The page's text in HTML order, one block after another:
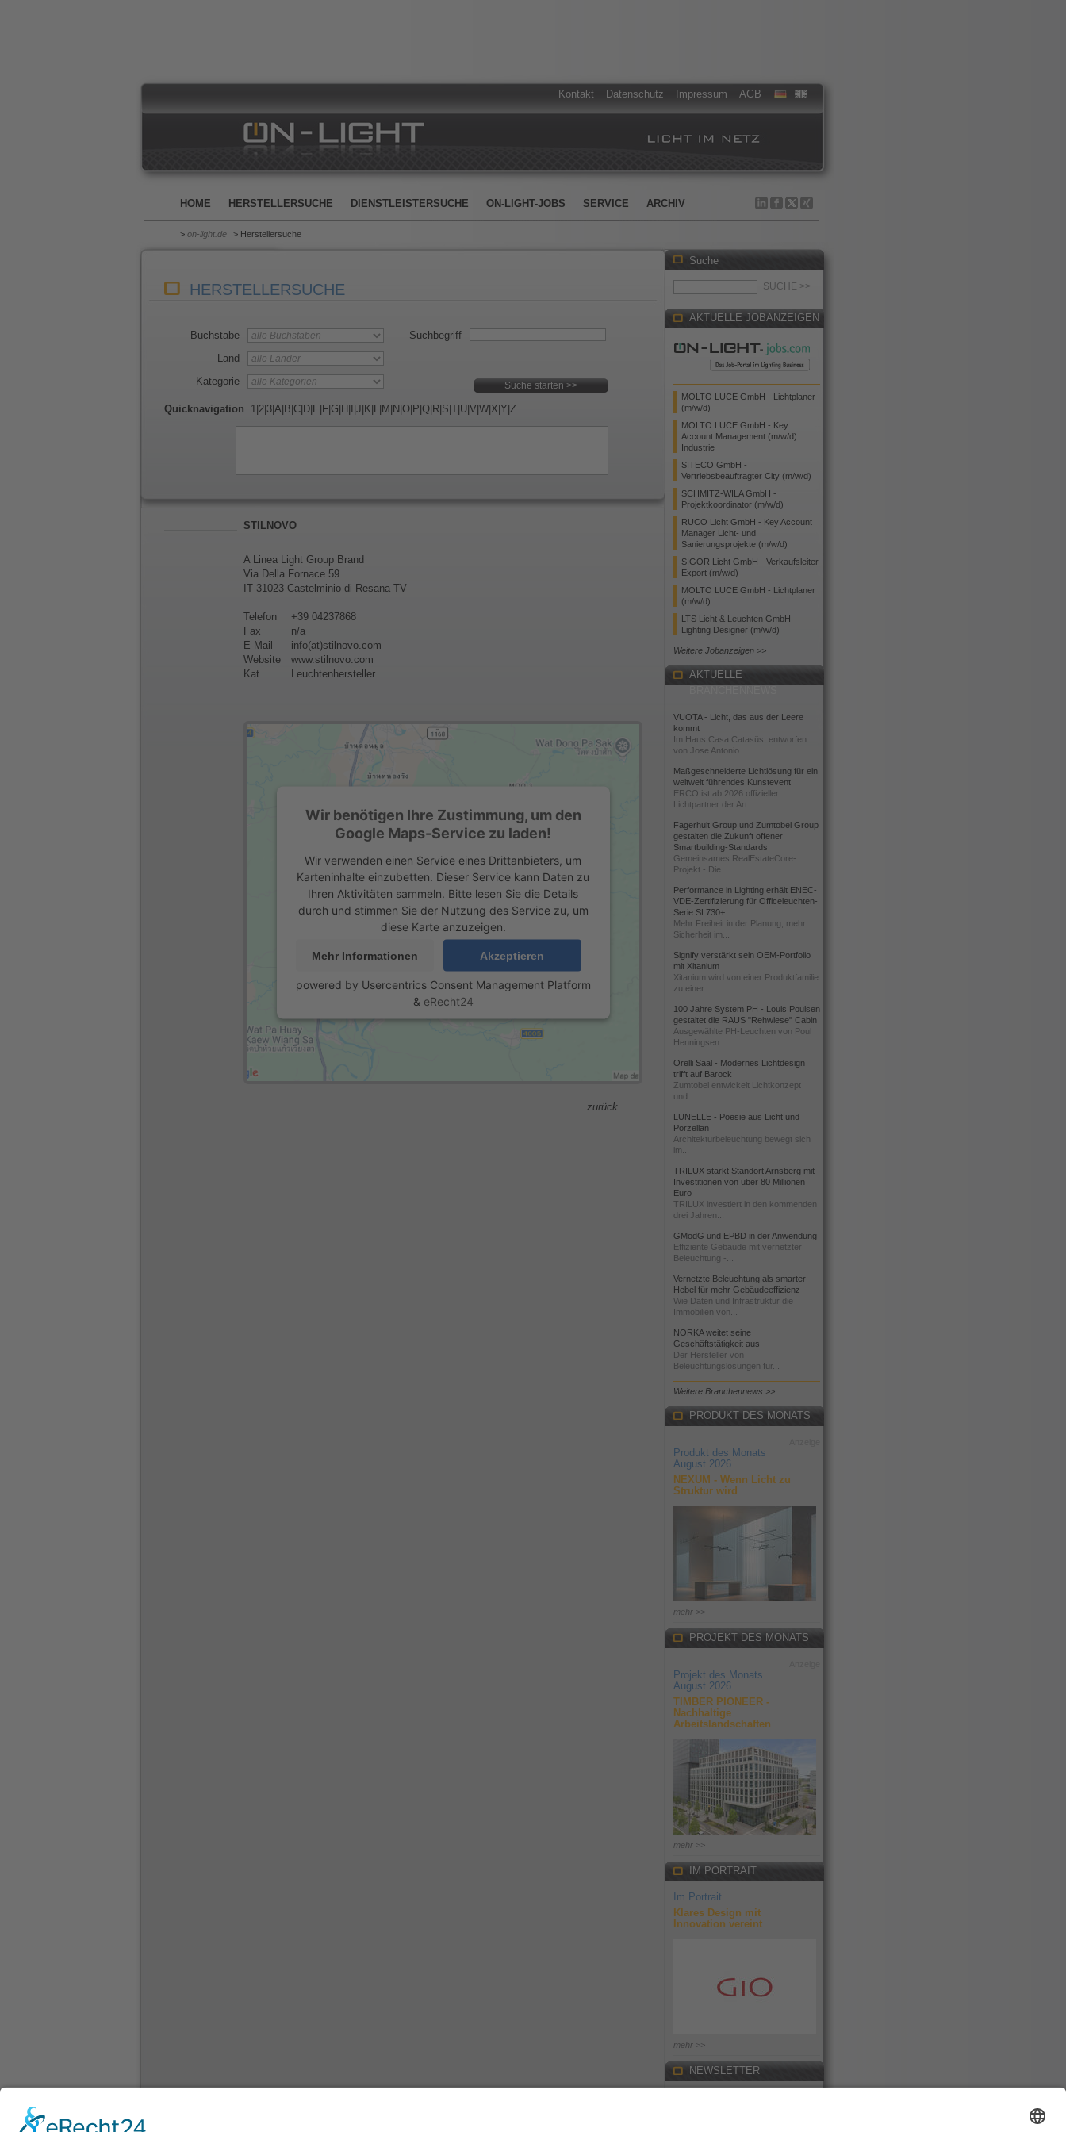
Kontakt Datenschutz Impressum AGB
HOME HERSTELLERSUCHE DIENSTLEISTERSUCHE ON-LIGHT-JOBS SERVICE ARCHIV
> on-light.de > Herstellersuche
HERSTELLERSUCHE
Buchstabe
Land
Kategorie
Suchbegriff
Quicknavigation 1 2 3 A B C D E F G H J K L M N O P Q R S T U V W X Y Z
STILNOVO
A Linea Light Group Brand
Via Della Fornace 59
IT 31023 Castelminio di Resana TV
Telefon
+39 04237868
Fax
n/a
E-Mail
info(at)stilnovo.com
Website
www.stilnovo.com
Kat.
Leuchtenhersteller
Wir benötigen Ihre Zustimmung, um den
Google Maps-Service zu laden!
Wir verwenden einen Service eines Drittanbieters, um
Karteninhalte einzubetten. Dieser Service kann Daten zu
Ihren Aktivitäten sammeln. Bitte lesen Sie die Details
durch und stimmen Sie der Nutzung des Service zu, um
diese Karte anzuzeigen.
Mehr Informationen Akzeptieren
powered by Usercentrics Consent Management Platform
& eRecht24
zurück
Suche
AKTUELLE JOBANZEIGEN
MOLTO LUCE GmbH - Lichtplaner
(m/w/d)
MOLTO LUCE GmbH - Key
Account Management (m/w/d)
Industrie
SITECO GmbH -
Vertriebsbeauftragter City (m/w/d)
SCHMITZ-WILA GmbH -
Projektkoordinator (m/w/d)
RUCO Licht GmbH - Key Account
Manager Licht- und
Sanierungsprojekte (m/w/d)
SIGOR Licht GmbH - Verkaufsleiter
Export (m/w/d)
MOLTO LUCE GmbH - Lichtplaner
(m/w/d)
LTS Licht & Leuchten GmbH -
Lighting Designer (m/w/d)
Weitere Jobanzeigen >>
AKTUELLE
VUOTA - Licht, das aus der Leere
kommt
Im Haus Casa Catasüs, entworfen
von Jose Antonio...
Maßgeschneiderte Lichtlösung für ein
weltweit führendes Kunstevent
ERCO ist ab 2026 offizieller
Lichtpartner der Art...
Fagerhult Group und Zumtobel Group
gestalten die Zukunft offener
Smartbuilding-Standards
Gemeinsames RealEstateCore-
Projekt - Die...
Performance in Lighting erhält ENEC-
VDE-Zertifizierung für Officeleuchten-
Serie SL730+
Mehr Freiheit in der Planung, mehr
Sicherheit im...
Signify verstärkt sein OEM-Portfolio
mit Xitanium
Xitanium wird von einer Produktfamilie
zu einer...
100 Jahre System PH - Louis Poulsen
gestaltet die RAUS "Rehwiese" Cabin
Ausgewählte PH-Leuchten von Poul
Henningsen...
Orelli Saal - Modernes Lichtdesign
trifft auf Barock
Zumtobel entwickelt Lichtkonzept
und...
LUNELLE - Poesie aus Licht und
Porzellan
Architekturbeleuchtung bewegt sich
im...
TRILUX stärkt Standort Arnsberg mit
Investitionen von über 80 Millionen
Euro
TRILUX investiert in den kommenden
drei Jahren...
GModG und EPBD in der Anwendung
Effiziente Gebäude mit vernetzter
Beleuchtung -...
Vernetzte Beleuchtung als smarter
Hebel für mehr Gebäudeeffizienz
Wie Daten und Infrastruktur die
Immobilien von...
NORKA weitet seine
Geschäftstätigkeit aus
Der Hersteller von
Beleuchtungslösungen für...
Weitere Branchennews >>
PRODUKT DES MONATS
Produkt des Monats
August 2026
NEXUM - Wenn Licht zu
Struktur wird
mehr >>
PROJEKT DES MONATS
Projekt des Monats
August 2026
TIMBER PIONEER -
Nachhaltige
Arbeitslandschaften
mehr >>
IM PORTRAIT
Im Portrait
Klares Design mit
Innovation vereint
mehr >>
NEWSLETTER